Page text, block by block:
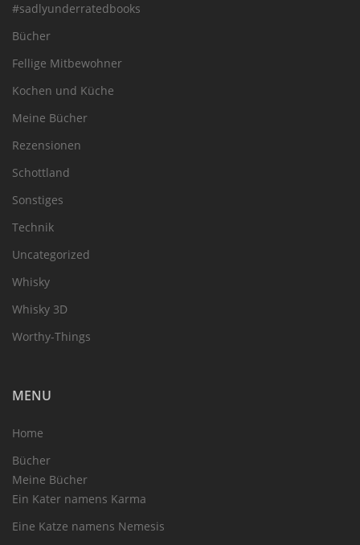
#sadlyunderratedbooks
Bücher
Fellige Mitbewohner
Kochen und Küche
Meine Bücher
Rezensionen
Schottland
Sonstiges
Technik
Uncategorized
Whisky
Whisky 3D
Worthy-Things
MENU
Home
Bücher
Meine Bücher
Ein Kater namens Karma
Eine Katze namens Nemesis